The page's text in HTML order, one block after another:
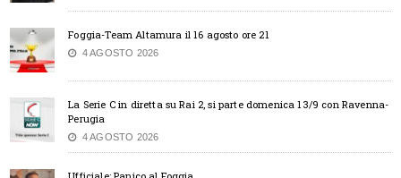
Foggia-Team Altamura il 16 agosto ore 21
4 AGOSTO 2026
La Serie C in diretta su Rai 2, si parte domenica 13/9 con Ravenna-
Perugia
4 AGOSTO 2026